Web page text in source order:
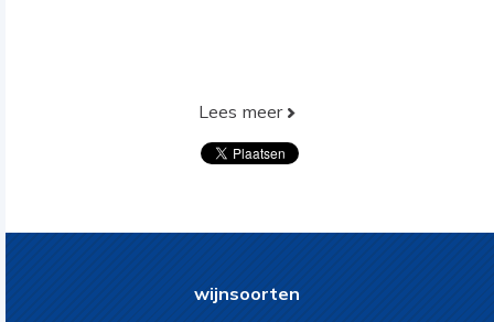
Lees meer
wijnsoorten